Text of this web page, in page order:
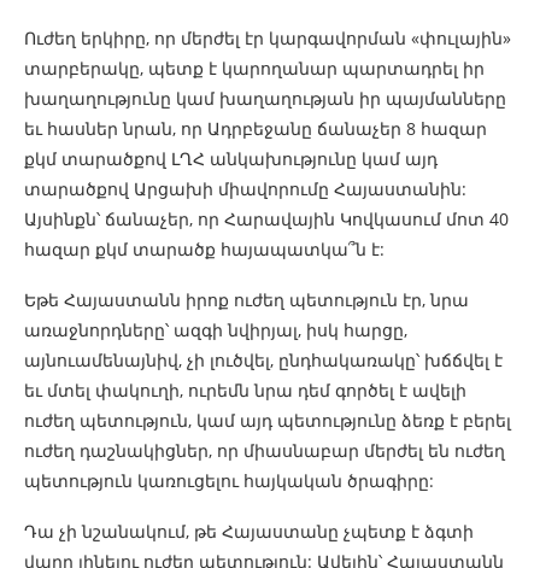
Ուժեղ երկիրը, որ մերժել էր կարգավորման «փուլային»
տարբերակը, պետք է կարողանար պարտադրել իր
խաղաղությունը կամ խաղաղության իր պայմանները
եւ հասներ նրան, որ Ադրբեջանը ճանաչեր 8 հազար
քկմ տարածքով ԼՂՀ անկախությունը կամ այդ
տարածքով Արցախի միավորումը Հայաստանին:
Այսինքն՝ ճանաչեր, որ Հարավային Կովկասում մոտ 40
հազար քկմ տարածք հայապատկա՞ն է:
Եթե Հայաստանն իրոք ուժեղ պետություն էր, նրա
առաջնորդները՝ ազգի նվիրյալ, իսկ հարցը,
այնուամենայնիվ, չի լուծվել, ընդհակառակը՝ խճճվել է
եւ մտել փակուղի, ուրեմն նրա դեմ գործել է ավելի
ուժեղ պետություն, կամ այդ պետությունը ձեռք է բերել
ուժեղ դաշնակիցներ, որ միասնաբար մերժել են ուժեղ
պետություն կառուցելու հայկական ծրագիրը:
Դա չի նշանակում, թե Հայաստանը չպետք է ձգտի
վաղը լինելու ուժեղ պետություն: Ավելին՝ Հայաստանն